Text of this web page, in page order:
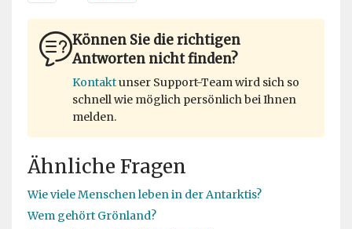
Können Sie die richtigen
Antworten nicht finden?
Kontaktunser Support-Team wird sich so
schnell wie möglich persönlich bei Ihnen
melden.
Ähnliche Fragen
Wie viele Menschen leben in der Antarktis?
Wem gehört Grönland?